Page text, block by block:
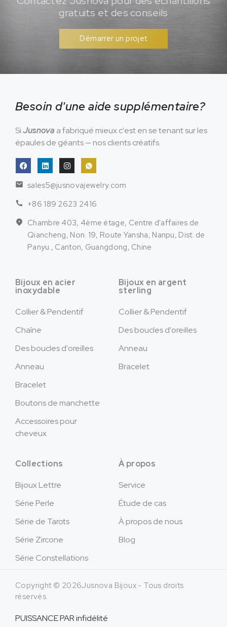
gratuits et des conseils
Démarrer un projet
Besoin d'une aide supplémentaire?
SiJusnova a fabriqué mieux c'est en se tenant sur les
épaules de géants — nos clients créatifs.
sales5@jusnovajewelry.com
+86 189 2623 2416
Chambre 403, 4ème étage, Centre d'affaires de
Qiancheng, Non. 19, Route Yansha, Nanpu, Dist. de
Panyu., Canton, Guangdong, Chine
Bijoux en acier
inoxydable
Collier & Pendentif
Chaîne
Des boucles d'oreilles
Anneau
Bracelet
Boutons de manchette
Accessoires pour
cheveux
Bijoux en argent
sterling
Collier & Pendentif
Des boucles d'oreilles
Anneau
Bracelet
Collections
Bijoux Lettre
Série Perle
Série de Tarots
Série Zircone
Série Constellations
À propos
Service
Étude de cas
À propos de nous
Blog
Copyright © 2026Jusnova Bijoux - Tous droits
réservés.
PUISSANCE PARinfidélité